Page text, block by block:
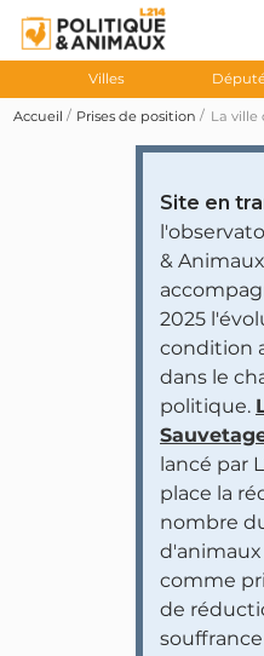
Villes
Accueil Prises de position La ville de Nancy défavorable aux «dérives des
Site en
&
2025
condition
dans le
politique.
lancé par
place la
nombre
comme
de